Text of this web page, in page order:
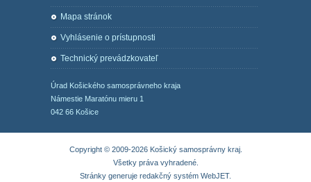
Mapa stránok
Vyhlásenie o prístupnosti
Technický prevádzkovateľ
Úrad Košického samosprávneho kraja
Námestie Maratónu mieru 1
042 66 Košice
Copyright © 2009-2026 Košický samosprávny kraj.
Všetky práva vyhradené.
Stránky generuje redakčný systém WebJET.